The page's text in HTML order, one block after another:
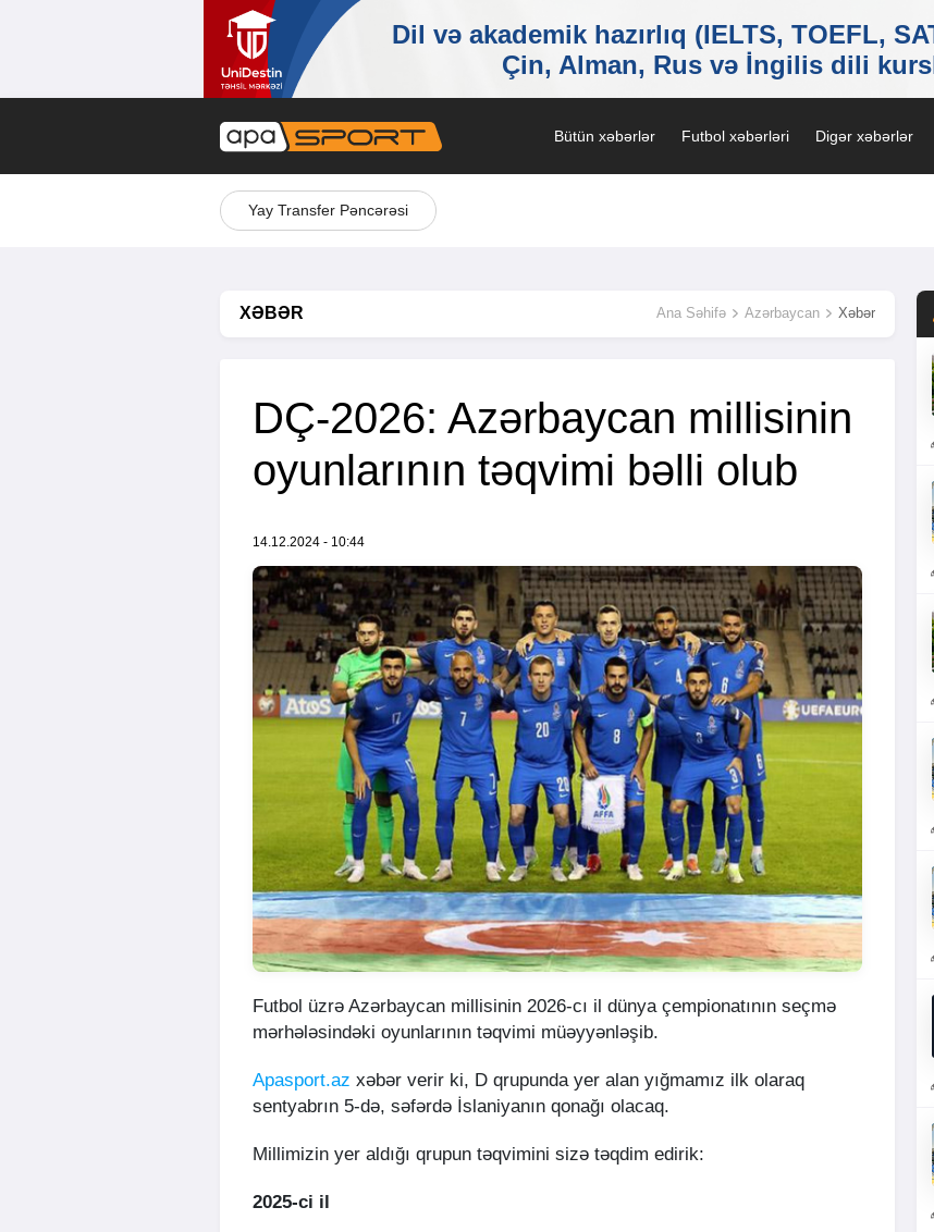
Bütün xəbərlər Futbol xəbərləri Digər xəbərlər
Yay Transfer Pəncərəsi
XƏBƏR Ana Səhifə Azərbaycan Xəbər
DÇ-2026: Azərbaycan millisinin
oyunlarının təqvimi bəlli olub
14.12.2024 - 10:44
Futbol üzrə Azərbaycan millisinin 2026-cı il dünya çempionatının seçmə
mərhələsindəki oyunlarının təqvimi müəyyənləşib.
Apasport.az xəbər verir ki, D qrupunda yer alan yığmamız ilk olaraq
sentyabrın 5-də, səfərdə İslaniyanın qonağı olacaq.
Millimizin yer aldığı qrupun təqvimini sizə təqdim edirik:
2025-ci il